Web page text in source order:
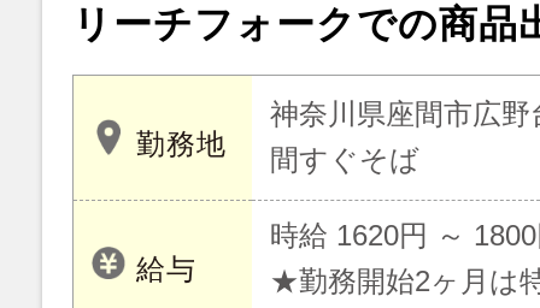
リーチフォークでの商品
勤務地
神奈川県座間市広
間すぐそば
給与
時給 1620円 ～
★勤務開始2ヶ月は